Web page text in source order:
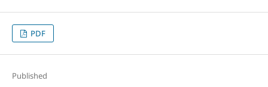
PDF
Published